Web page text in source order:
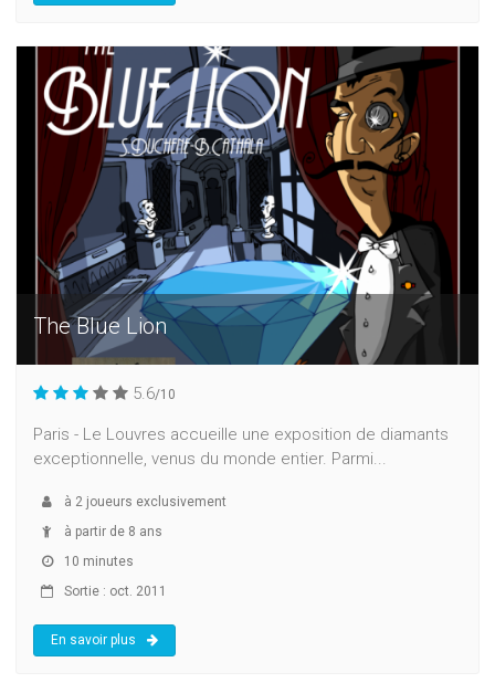
The Blue Lion
5.6/10
Paris - Le Louvres accueille une exposition de diamants
exceptionnelle, venus du monde entier. Parmi...
à 2 joueurs exclusivement
à partir de 8 ans
10 minutes
Sortie : oct. 2011
En savoir plus